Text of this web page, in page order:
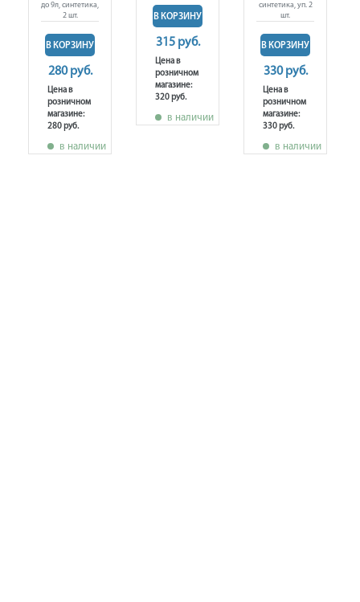
до 9л, синтетика,
2 шт.
В КОРЗИНУ
280 руб.
Цена в
розничном
магазине:
280 руб.
в наличии
В КОРЗИНУ
315 руб.
Цена в
розничном
магазине:
320 руб.
в наличии
синтетика, уп. 2
шт.
В КОРЗИНУ
330 руб.
Цена в
розничном
магазине:
330 руб.
в наличии